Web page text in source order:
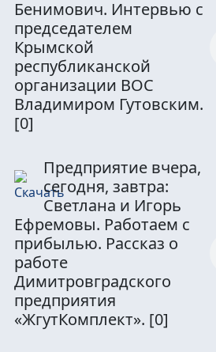
Бенимович. Интервью с
председателем
Крымской
республиканской
организации ВОС
Владимиром Гутовским.
[0]
Предприятие вчера,
сегодня, завтра:
Светлана и Игорь
Ефремовы. Работаем с
прибылью. Рассказ о
работе
Димитровградского
предприятия
«ЖгутКомплект». [0]